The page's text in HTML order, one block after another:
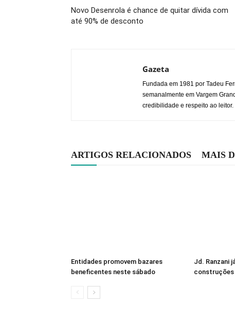
Novo Desenrola é chance de quitar dívida com
até 90% de desconto
Gazeta
Fundada em 1981 por Tadeu
semanalmente em Vargem
credibilidade e respeito ao leitor.
ARTIGOS RELACIONADOS MAIS
Entidades promovem bazares
beneficentes neste sábado
Jd. Ranzani
construções